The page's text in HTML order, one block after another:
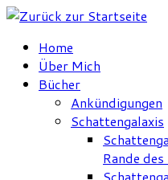
Zum
springenHome
Über Mich
Bücher
Ankündigungen
Schattengalaxis
Rande